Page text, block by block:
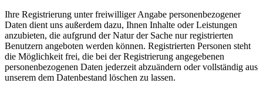
Ihre Registrierung unter freiwilliger Angabe personenbezogener
Daten dient uns außerdem dazu, Ihnen Inhalte oder Leistungen
anzubieten, die aufgrund der Natur der Sache nur registrierten
Benutzern angeboten werden können. Registrierten Personen steht
die Möglichkeit frei, die bei der Registrierung angegebenen
personenbezogenen Daten jederzeit abzuändern oder vollständig aus
unserem dem Datenbestand löschen zu lassen.